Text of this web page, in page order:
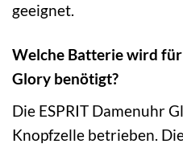
geeignet.
Welche Batterie wird für
Glory benötigt?
Die ESPRIT Damenuhr
Knopfzelle betrieben.